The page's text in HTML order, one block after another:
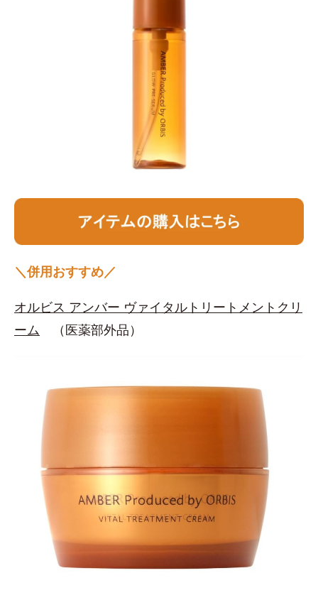
＼併用おすすめ／
オルビス アンバー ヴァイタルトリートメントクリ
ーム （医薬部外品）